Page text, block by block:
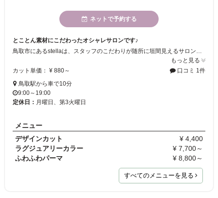
ネットで予約する
とことん素材にこだわったオシャレサロンです♪
鳥取市にあるstellaは、スタッフのこだわりが随所に垣間見えるサロンです！ 1人1人に最適なヘアスタイルを提供致しますので、お気軽にご相談下さい＊
もっと見る
カット単価： ¥ 880～
口コミ 1件
鳥取駅から車で10分
9:00～19:00
定休日： 月曜日、第3火曜日
メニュー
デザインカット
¥ 4,400
ラグジュアリーカラー
¥ 7,700～
ふわふわパーマ
¥ 8,800～
すべてのメニューを見る